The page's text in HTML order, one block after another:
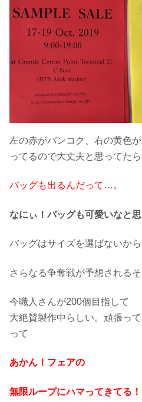
左の赤がバンコク、右の黄色
ってるので大丈夫と思ってたら
バッグも出るんだって…。
なにぃ！バッグも可愛いなと思
バッグはサイズを選ばないから
さらなる争奪戦が予想されるそ
今職人さんが200個目指して
大絶賛製作中らしい。頑張って
って
あかん！フェアの
無限ループにハマってきてる！